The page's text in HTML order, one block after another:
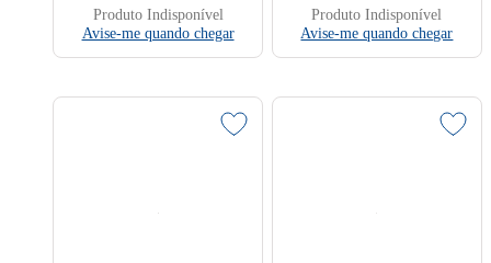
Produto Indisponível
Avise-me quando chegar
Produto Indisponível
Avise-me quando chegar